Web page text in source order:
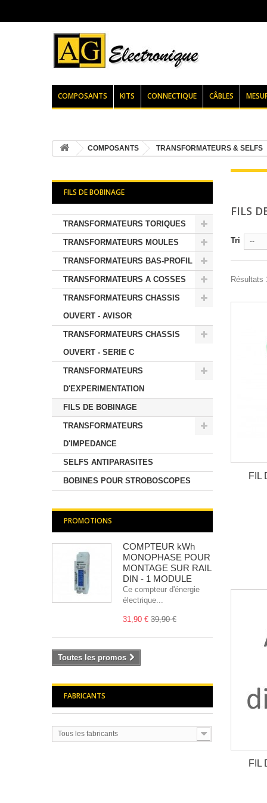
COMPOSANTS KITS CONNECTIQUE CÂBLES
COMPOSANTS TRANSFORMATEURS & SELFS
FILS DE BOBINAGE
TRANSFORMATEURS TORIQUES
TRANSFORMATEURS MOULES
TRANSFORMATEURS BAS-PROFIL
TRANSFORMATEURS A COSSES
TRANSFORMATEURS CHASSIS
OUVERT - AVISOR
TRANSFORMATEURS CHASSIS
OUVERT - SERIE C
TRANSFORMATEURS
D'EXPERIMENTATION
FILS DE BOBINAGE
TRANSFORMATEURS
D'IMPEDANCE
SELFS ANTIPARASITES
BOBINES POUR STROBOSCOPES
PROMOTIONS
COMPTEUR kWh
MONOPHASE POUR
MONTAGE SUR RAIL
DIN - 1 MODULE
Ce compteur d'énergie
électrique...
31,90 € 39,90 €
Toutes les promos
FABRICANTS
Tous les fabricants
FILS
Tri --
Résultats
FIL
FIL